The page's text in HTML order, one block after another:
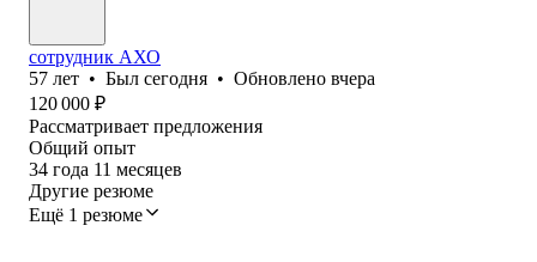
сотрудник АХО
57 лет • Был сегодня • Обновлено вчера
120 000 ₽
Рассматривает предложения
Общий опыт
34 года 11 месяцев
Другие резюме
Ещё 1 резюме